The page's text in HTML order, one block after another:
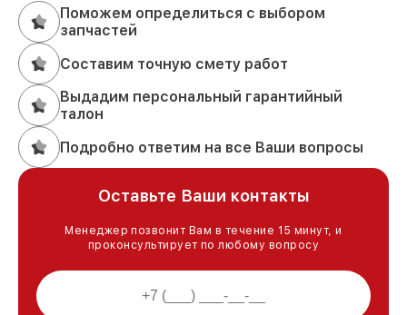
Поможем определиться с выбором
запчастей
Составим точную смету работ
Выдадим персональный гарантийный
талон
Подробно ответим на все Ваши вопросы
Оставьте Ваши контакты
Менеджер позвонит Вам в течение 15 минут, и
проконсультирует по любому вопросу